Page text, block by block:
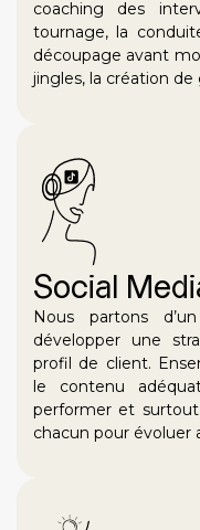
coaching des
tournage, la
découpage avant
jingles, la création
Social
Nous partons
développer une
profil de client.
le contenu
performer et
chacun pour évoluer